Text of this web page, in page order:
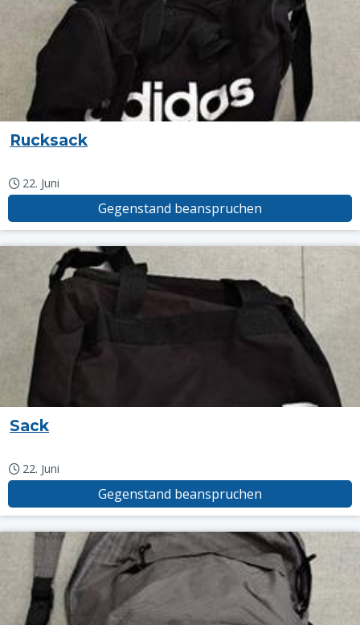
Rucksack
22. Juni
Gegenstand beanspruchen
Sack
22. Juni
Gegenstand beanspruchen